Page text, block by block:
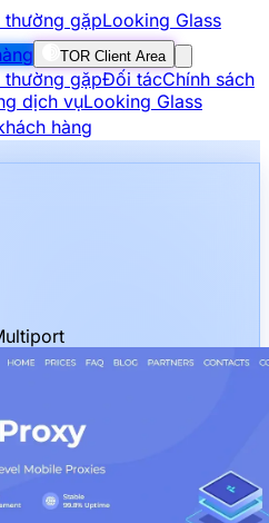
thường gặpLooking Glass
TOR Client Area
thường gặpĐối tácChính sách
dịch vụLooking Glass
hàng